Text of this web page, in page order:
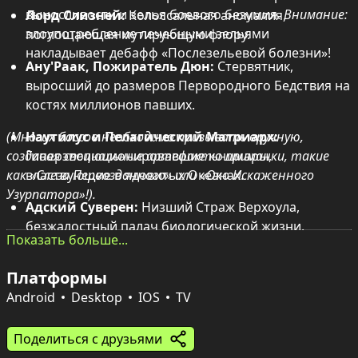
выносливости и зелья боевого безумия. Внимание:
злоупотребление лечебными зельями
накладывает дебафф «Послезельевой болезни»!
Лорд Слизней: Колоссальная аномалия,
поглощающая мутирующую флору.
Ану'Раак, Пожиратель Дюн: Стервятник,
выросший до размеров Первородного Бедствия на
костях миллионов павших.
Наутилус и Пелагический Матриарх:
Гиперэволюционировавшие кошмары,
властвующие в ядовитых Океанах.
Адский Суверен: Низший Страж Верхоула,
безжалостный палач биологической жизни.
божествами — Абиссосом, Террактом, Экзархом и
их приспешниками, которые превратились в
(Многих боссов необходимо призывать вручную,
создавая специальные артефакты-приманки, такие
как «Слеза Первозданного» или «Око Искаженного
Узурпатора»!).
Показать больше...
Платформы
Android Desktop IOS TV
Поделиться с друзьями